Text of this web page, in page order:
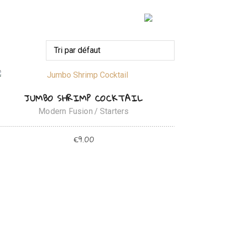
AJOUTER AU PANIER
JUMBO SHRIMP COCKTAIL
Modern Fusion Starters
€9.00